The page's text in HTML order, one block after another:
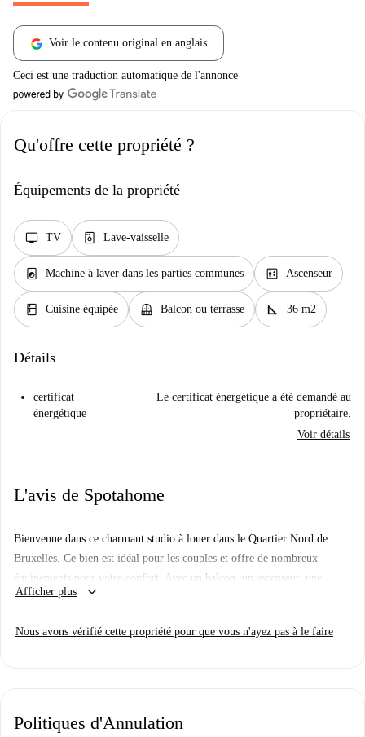
Voir le contenu original en anglais
Ceci est une traduction automatique de l'annonce
Qu'offre cette propriété ?
Équipements de la propriété
tv TV dishwasher_gen Lave-vaisselle
local_laundry_service Machine à laver dans les parties communes elevator Ascenseur
kitchen Cuisine équipée balcony Balcon ou terrasse square_foot 36 m2
Détails
certificat
énergétique
Le certificat énergétique a été demandé au
propriétaire.
Voir détails
L'avis de Spotahome
Bienvenue dans ce charmant studio à louer dans le Quartier Nord de
Bruxelles. Ce bien est idéal pour les couples et offre de nombreux
équipements pour votre confort. Avec un balcon, un ascenseur, une
cuisine équipée et une télévision pour vous divertir, vous trouverez tout
Fi, gaz et eau) sont comprises, vous garantissant une vie sans souci. De
restaurants comme Shyam Helth et Bowls.be Brussels North, et de sites
Afficher plus keyboard_arrow_down
Nous avons vérifié cette propriété pour que vous n'ayez pas à le faire
Politiques d'Annulation